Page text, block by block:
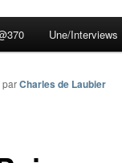
Une/Interviews
parCharles de Laubier